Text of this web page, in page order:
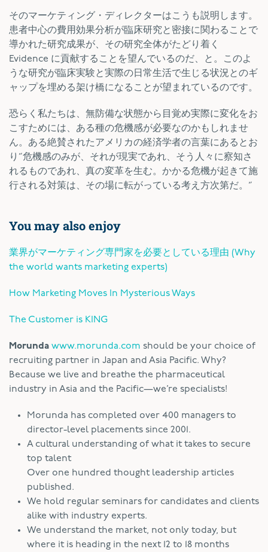
そのマーケティング・ディレクターはこうも説明します。
患者中心の費用効果分析が臨床研究と密接に関わることで
導かれた研究成果が、その研究全体がたどり着く
Evidence に貢献することを望んでいるのだ、と。このよ
うな研究が臨床実験と実際の日常生活で生じる状況とのギ
ャップを埋める架け橋になることが望まれているのです。
恐らく私たちは、無防備な状態から目覚め実際に変化をお
こすためには、ある種の危機感が必要なのかもしれませ
ん。ある絶賛されたアメリカの経済学者の言葉にあるとお
り”危機感のみが、それが現実であれ、そう人々に察知さ
れるものであれ、真の変革を生む。かかる危機が起きて施
行される対策は、その場に転がっている考え方次第だ。”
You may also enjoy
業界がマーケティング専門家を必要としている理由 (Why
the world wants marketing experts)
How Marketing Moves In Mysterious Ways
The Customer is KING
Morunda www.morunda.com should be your choice of
recruiting partner in Japan and Asia Pacific. Why?
Because we live and breathe the pharmaceutical
industry in Asia and the Pacific—we’re specialists!
Morunda has completed over 400 managers to
director-level placements since 2001.
A cultural understanding of what it takes to secure
top talent
Over one hundred thought leadership articles
published.
We hold regular seminars for candidates and clients
alike with industry experts.
We understand the market, not only today, but
where it is heading in the next 12 to 18 months